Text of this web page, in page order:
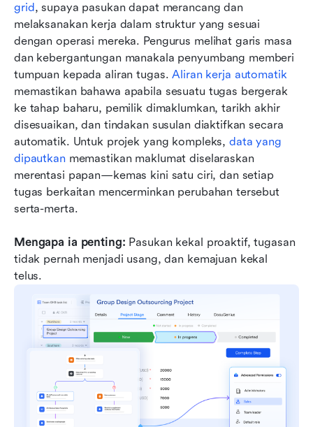
grid, supaya pasukan dapat merancang dan
melaksanakan kerja dalam struktur yang sesuai
dengan operasi mereka. Pengurus melihat garis masa
dan kebergantungan manakala penyumbang memberi
tumpuan kepada aliran tugas. Aliran kerja automatik
memastikan bahawa apabila sesuatu tugas bergerak
ke tahap baharu, pemilik dimaklumkan, tarikh akhir
disesuaikan, dan tindakan susulan diaktifkan secara
automatik. Untuk projek yang kompleks, data yang
dipautkan memastikan maklumat diselaraskan
merentasi papan—kemas kini satu ciri, dan setiap
tugas berkaitan mencerminkan perubahan tersebut
serta-merta.
Mengapa ia penting: Pasukan kekal proaktif, tugasan
tidak pernah menjadi usang, dan kemajuan kekal
telus.